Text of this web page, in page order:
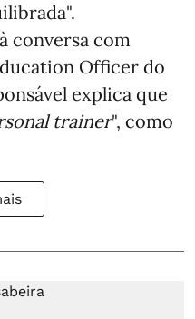
conversa com
Officer do
explica que
trainer", como